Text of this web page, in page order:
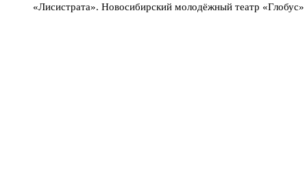
«Лисистрата». Новосибирский молодёжный театр «Глобус»